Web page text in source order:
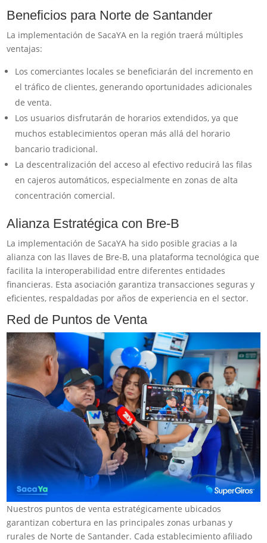
Beneficios para Norte de Santander
La implementación de SacaYA en la región traerá múltiples
ventajas:
Los comerciantes locales se beneficiarán del incremento en
el tráfico de clientes, generando oportunidades adicionales
de venta.
Los usuarios disfrutarán de horarios extendidos, ya que
muchos establecimientos operan más allá del horario
bancario tradicional.
La descentralización del acceso al efectivo reducirá las filas
en cajeros automáticos, especialmente en zonas de alta
concentración comercial.
Alianza Estratégica con Bre-B
La implementación de SacaYA ha sido posible gracias a la
alianza con las llaves de Bre-B, una plataforma tecnológica que
facilita la interoperabilidad entre diferentes entidades
financieras. Esta asociación garantiza transacciones seguras y
eficientes, respaldadas por años de experiencia en el sector.
Red de Puntos de Venta
Nuestros puntos de venta estratégicamente ubicados
garantizan cobertura en las principales zonas urbanas y
rurales de Norte de Santander. Cada establecimiento afiliado